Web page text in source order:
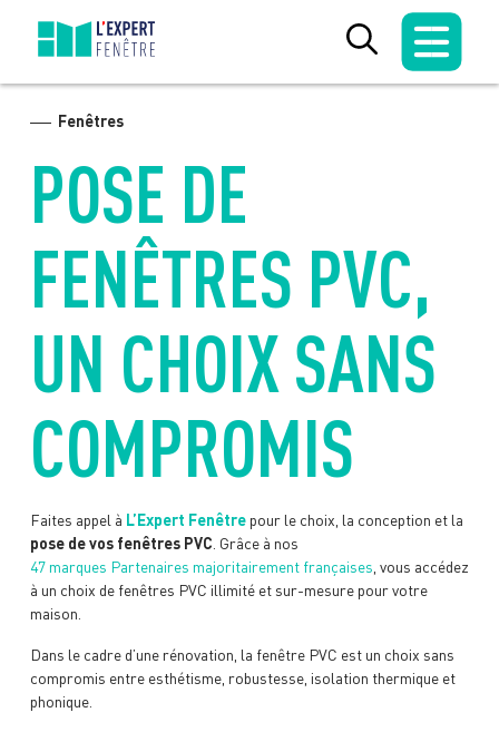
content
Fenêtres
POSE DE
FENÊTRES PVC,
UN CHOIX SANS
COMPROMIS
Faites appel à L’Expert Fenêtrepour le choix, la conception et la
pose de vos fenêtres PVC . Grâce à nos
47 marques Partenaires majoritairement françaises , vous accédez
à un choix de fenêtres PVC illimité et sur-mesure pour votre
maison.
Dans le cadre d’une rénovation, la fenêtre PVC est un choix sans
compromis entre esthétisme, robustesse, isolation thermique et
phonique.